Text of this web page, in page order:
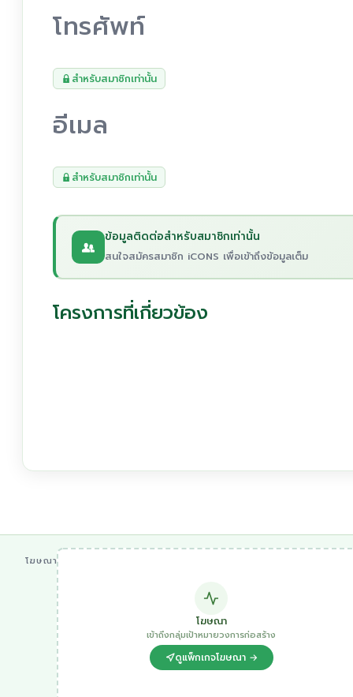
โทรศัพท์
สำหรับสมาชิกเท่านั้น
อีเมล
สำหรับสมาชิกเท่านั้น
ข้อมูลติดต่อสำหรับสมาชิกเท่านั้น
สนใจสมัครสมาชิก iCONS เพื่อเข้าถึงข้อมูลเต็ม
โครงการที่เกี่ยวข้อง
โฆษณา
โฆษณา
เข้าถึงกลุ่มเป้าหมายวงการก่อสร้าง
ดูแพ็กเกจโฆษณา →